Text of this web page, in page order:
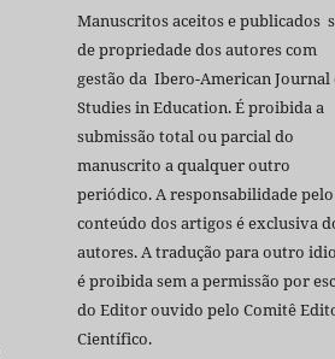
Manuscritos aceitos e publicados
de propriedade dos autores com
gestão da Ibero-American Journal
Studies in Education. É proibida a
submissão total ou parcial do
manuscrito a qualquer outro
periódico. A responsabilidade pelo
conteúdo dos artigos é exclusiva
autores. A tradução para outro
é proibida sem a permissão por
do Editor ouvido pelo Comitê
Científico.